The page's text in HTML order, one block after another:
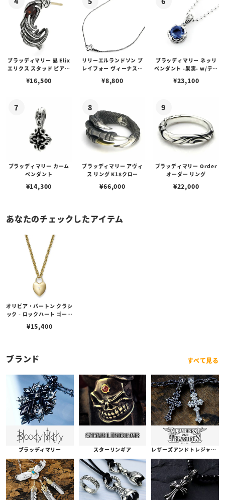
ブラッディマリー 昼 Elix
エリクス スタッド ピアス
¥16,500
リリーエルランドソン プ
レイフォー ヴィーナスチ
¥8,800
ブラッディマリー ネッリ
ペンダント -果実- w/ティ
¥23,100
ブラッディマリー カーム
ペンダント
¥14,300
ブラッディマリー アヴィ
ス リング K18クロー
¥66,000
ブラッディマリー Order
オーダー リング
¥22,000
あなたのチェックしたアイテム
オリビア・バートン クラシ
ック - ロックハート ゴール
¥15,400
ブランド すべて見る
ブラッディマリー スターリンギア レザーズアンドトレジャーズ